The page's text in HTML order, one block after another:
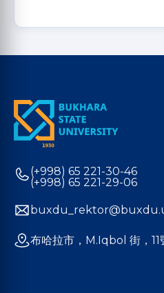
(+998) 65 221-30-46
(+998) 65 221-29-06
布哈拉市，M.Iqbol 街，11